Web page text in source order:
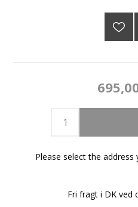
Please select the
Fri fragt i DK ved